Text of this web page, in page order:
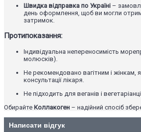
Швидка відправка по Україні –
день оформлення, щоб ви могли
затримок.
Протипоказання:
Індивідуальна непереносимість
молюсків).
Не рекомендовано вагітним і жінкам,
консультації лікаря.
Не підходить для веганів і
Обирайте Коллакоген – надійний спосіб
Написати відгук